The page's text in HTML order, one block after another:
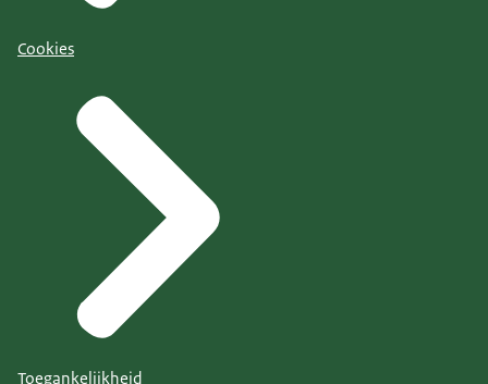
Cookies
Toegankelijkheid